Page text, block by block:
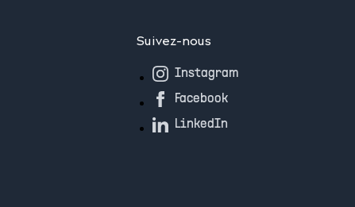
Suivez-nous
Instagram
Facebook
LinkedIn